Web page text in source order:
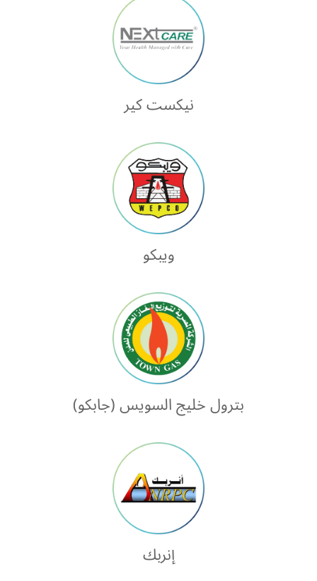
نيكست كير
ويبكو
بترول خليج السويس (جابكو)
إنربك